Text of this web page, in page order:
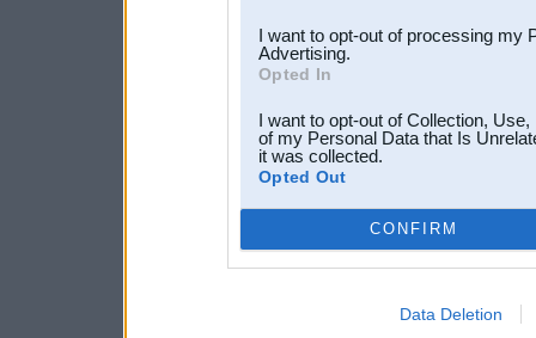
I want to opt-out of processing my
Advertising.
Opted In
I want to opt-out of Collection,
of my Personal Data that Is
it was collected.
Opted Out
CONFIRM
Data Deletion